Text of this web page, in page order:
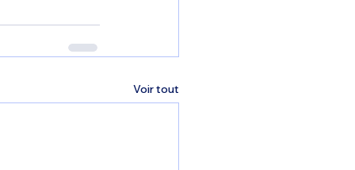
Voir tout